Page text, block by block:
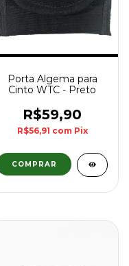
Porta Algema para
Cinto WTC - Preto
R$59,90
R$56,91 com Pix